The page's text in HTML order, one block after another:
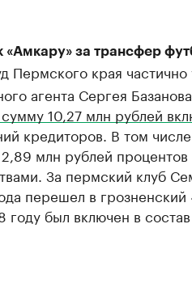
«Амкару» за трансфер
Пермского края частично
агента Сергея Базанова
10,27 млн рублей
кредиторов. В том
млн рублей процентов
За пермский клуб
перешел в грозненский
был включен в